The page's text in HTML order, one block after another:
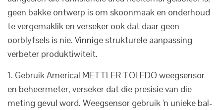
geen bakke ontwerp is om skoonmaak en onderhoud
te vergemaklik en verseker ook dat daar geen
oorblyfsels is nie. Vinnige strukturele aanpassing
verbeter produktiwiteit.
1. Gebruik Americal METTLER TOLEDO weegsensor
en beheermeter, verseker dat die presisie van die
meting gevul word. Weegsensor gebruik 'n unieke bal-